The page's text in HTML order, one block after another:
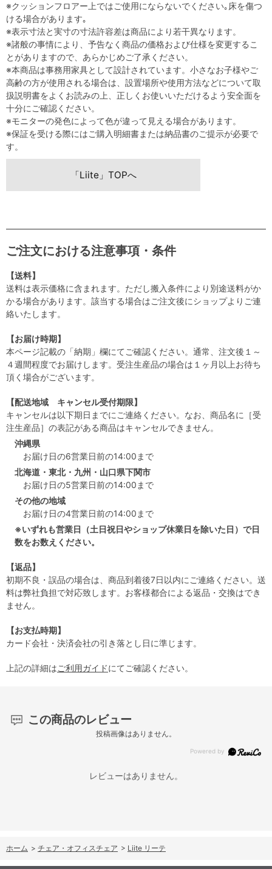
※クッションフロアー上ではご使用にならないでください｡床を傷つ
ける場合があります｡
※表示寸法と実寸の寸法許容差は商品により若干異なります。
※諸般の事情により、予告なく商品の価格および仕様を変更するこ
とがありますので、あらかじめご了承ください。
※本商品は事務用家具として設計されています。小さなお子様やご
高齢の方が使用される場合は、設置場所や使用方法などについて取
扱説明書をよくお読みの上、正しくお使いいただけるよう安全面を
十分にご確認ください。
※モニターの発色によって色が違って見える場合があります。
※保証を受ける際にはご購入明細書または納品書のご提示が必要で
す。
「Liite」TOPへ
ご注文における注意事項・条件
【送料】
送料は表示価格に含まれます。ただし搬入条件により別途送料がか
かる場合があります。該当する場合はご注文後にショップよりご連
絡いたします。
【お届け時期】
本ページ記載の「納期」欄にてご確認ください。通常、注文後１～
４週間程度でお届けします。受注生産品の場合は１ヶ月以上お待ち
頂く場合がございます。
【配送地域 キャンセル受付期限】
キャンセルは以下期日までにご連絡ください。なお、商品名に［受
注生産品］の表記がある商品はキャンセルできません。
沖縄県
お届け日の6営業日前の14:00まで
北海道・東北・九州・山口県下関市
お届け日の5営業日前の14:00まで
その他の地域
お届け日の4営業日前の14:00まで
※いずれも営業日（土日祝日やショップ休業日を除いた日）で日
数をお数えください。
【返品】
初期不良・誤品の場合は、商品到着後7日以内にご連絡ください。送
料は弊社負担で対応致します。お客様都合による返品・交換はでき
ません。
【お支払時期】
カード会社・決済会社の引き落とし日に準じます。
上記の詳細はご利用ガイドにてご確認ください。
この商品のレビュー
投稿画像はありません。
レビューはありません。
ホーム > チェア・オフィスチェア > Liite リーテ